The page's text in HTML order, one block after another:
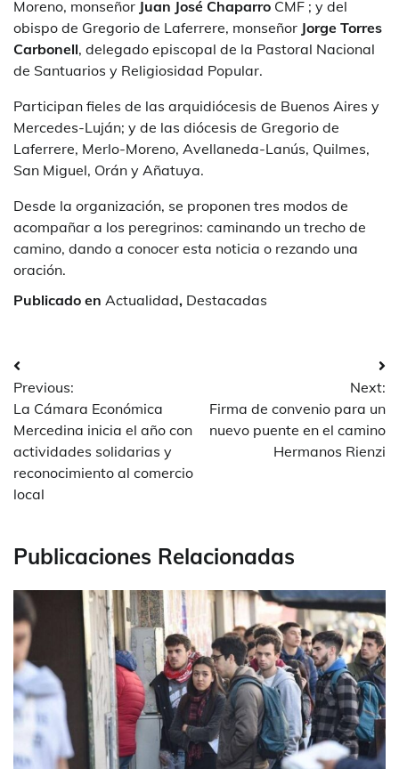
Moreno, monseñor Juan José Chaparro CMF ; y del
obispo de Gregorio de Laferrere, monseñor Jorge Torres
Carbonell, delegado episcopal de la Pastoral Nacional
de Santuarios y Religiosidad Popular.
Participan fieles de las arquidiócesis de Buenos Aires y
Mercedes-Luján; y de las diócesis de Gregorio de
Laferrere, Merlo-Moreno, Avellaneda-Lanús, Quilmes,
San Miguel, Orán y Añatuya.
Desde la organización, se proponen tres modos de
acompañar a los peregrinos: caminando un trecho de
camino, dando a conocer esta noticia o rezando una
oración.
Publicado en Actualidad, Destacadas
Navegación
de
entradas
Previous:
La Cámara Económica
Mercedina inicia el año con
actividades solidarias y
reconocimiento al comercio
local
Next:
Firma de convenio para un
nuevo puente en el camino
Hermanos Rienzi
Publicaciones Relacionadas